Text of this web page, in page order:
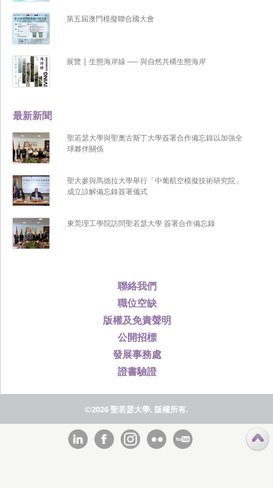
聯絡我們
職位空缺
版權及免責聲明
公開招標
發展事務處
證書驗證
最新新聞
聖若瑟大學與聖奧古斯丁大學簽署合作備忘錄以加強全
球夥伴關係
聖大參與馬德拉大學舉行「中葡航空模擬技術研究院」
成立諒解備忘錄簽署儀式
東莞理工學院訪問聖若瑟大學 簽署合作備忘錄
第五屆澳門模擬聯合國大會
展覽 | 生態海岸線 ── 與自然共構生態海岸
©2026 聖若瑟大學, 版權所有.